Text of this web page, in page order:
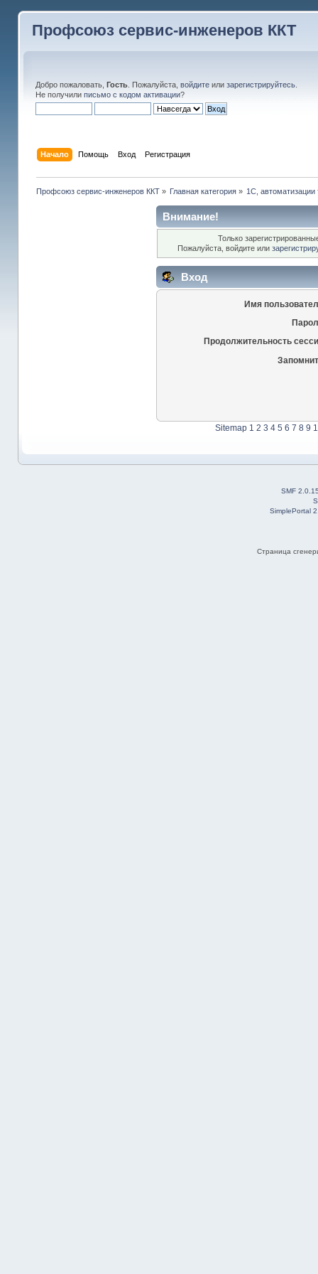
Профсоюз сервис-инженеров ККТ
Добро пожаловать, Гость. Пожалуйста, войдитеили зарегистрируйтесь.
Не получили письмо с кодом активации?
Начало Помощь Вход Регистрация
Профсоюз сервис-инженеров ККТ» Главная категория » 1С, автоматизации
Внимание!
Только
Пожалуйста, войдите или
Вход
Имя
Продолжительность
Sitemap 1 2 3 4 5 6 7 8 9
SMF
SimplePortal
Страница